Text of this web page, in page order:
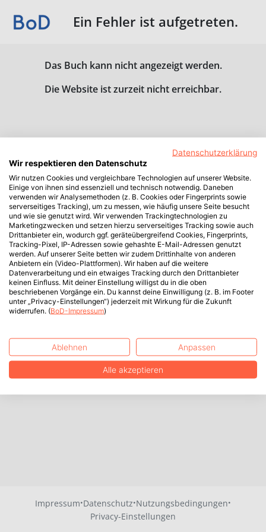
Ein Fehler ist aufgetreten.
Das Buch kann nicht angezeigt werden.
Die Website ist zurzeit nicht erreichbar.
Impressum·Datenschutz·Nutzungsbedingungen·
Privacy-Einstellungen
Datenschutzerklärung
Wir respektieren den Datenschutz
Wir nutzen Cookies und vergleichbare Technologien auf unserer Website.
Einige von ihnen sind essenziell und technisch notwendig. Daneben
verwenden wir Analysemethoden (z. B. Cookies oder Fingerprints sowie
serverseitiges Tracking), um zu messen, wie häufig unsere Seite besucht
und wie sie genutzt wird. Wir verwenden Trackingtechnologien zu
Marketingzwecken und setzen hierzu serverseitiges Tracking sowie auch
Drittanbieter ein, wodurch ggf. geräteübergreifend Cookies, Fingerprints,
Tracking-Pixel, IP-Adressen sowie gehashte E-Mail-Adressen genutzt
werden. Auf unserer Seite betten wir zudem Drittinhalte von anderen
Anbietern ein (Video-Plattformen). Wir haben auf die weitere
Datenverarbeitung und ein etwaiges Tracking durch den Drittanbieter
keinen Einfluss. Mit deiner Einstellung willigst du in die oben
beschriebenen Vorgänge ein. Du kannst deine Einwilligung (z. B. im Footer
unter „Privacy-Einstellungen“) jederzeit mit Wirkung für die Zukunft
widerrufen. (BoD-Impressum)
Ablehnen Anpassen
Alle akzeptieren